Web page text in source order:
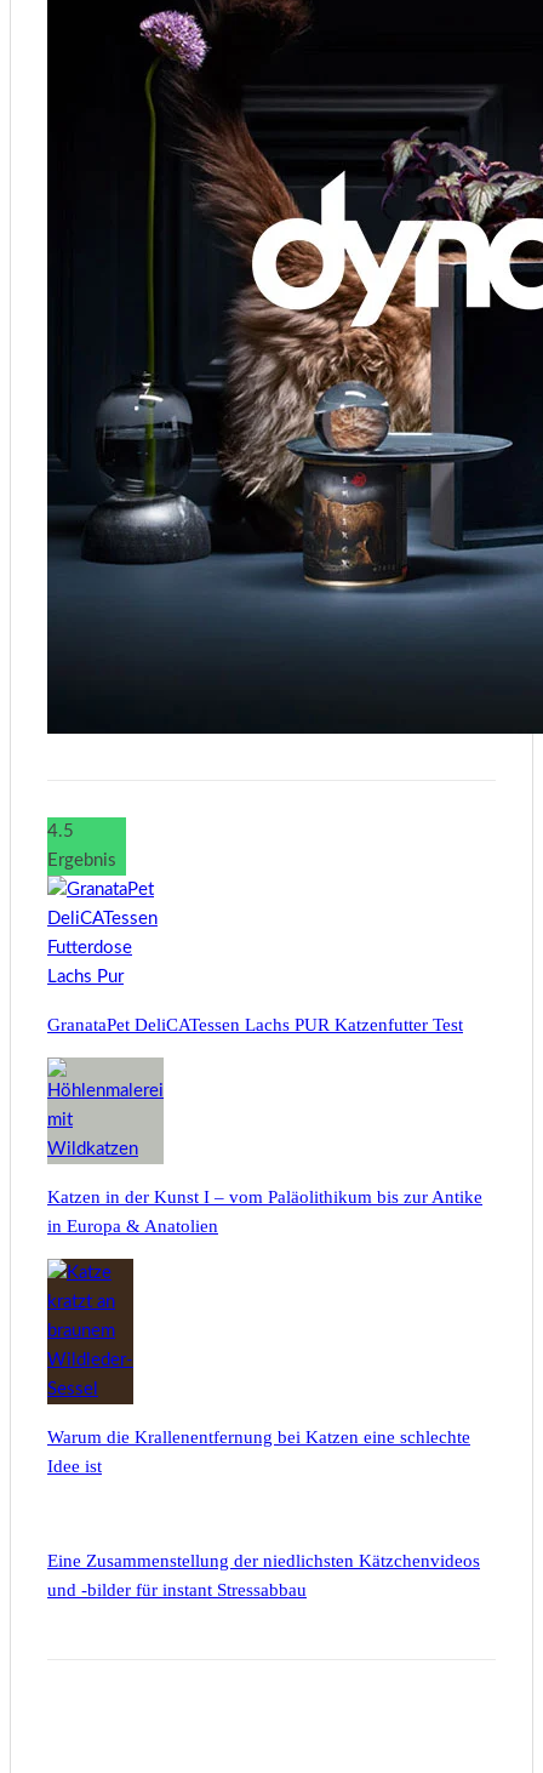
4.5
Ergebnis
GranataPet DeliCATessen Lachs PUR Katzenfutter Test
Katzen in der Kunst I – vom Paläolithikum bis zur Antike
in Europa & Anatolien
Warum die Krallenentfernung bei Katzen eine schlechte
Idee ist
Eine Zusammenstellung der niedlichsten Kätzchenvideos
und -bilder für instant Stressabbau